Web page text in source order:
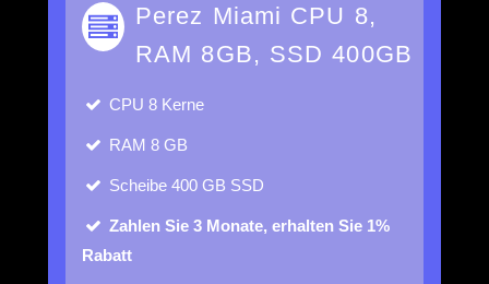
Perez Miami CPU 8,
RAM 8GB, SSD 400GB
CPU 8 Kerne
RAM 8 GB
Scheibe 400 GB SSD
Zahlen Sie 3 Monate, erhalten Sie 1%
Rabatt